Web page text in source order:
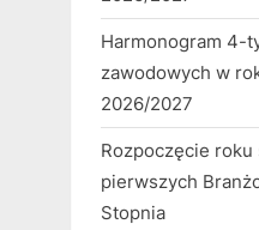
Harmonogram 4-
zawodowych w
2026/2027
Rozpoczęcie
pierwszych
Stopnia